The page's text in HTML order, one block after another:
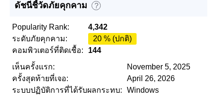
ดัชนีชี้วัดภัยคุกคาม ?
Popularity Rank:
4,342
ระดับภัยคุกคาม:
20 % (ปกติ)
คอมพิวเตอร์ที่ติดเชื้อ:
144
เห็นครั้งแรก:
November 5, 2025
ครั้งสุดท้ายที่เจอ:
April 26, 2026
ระบบปฏิบัติการที่ได้รับผลกระทบ:
Windows